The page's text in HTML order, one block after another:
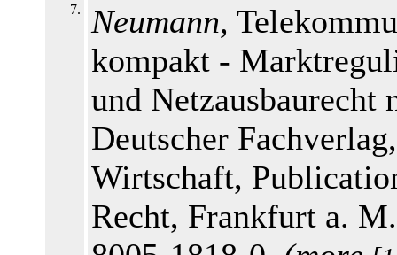
7. Neumann,
kompakt -
und Netzausbaurecht
Deutscher
Wirtschaft,
Recht, Frankfurt a.